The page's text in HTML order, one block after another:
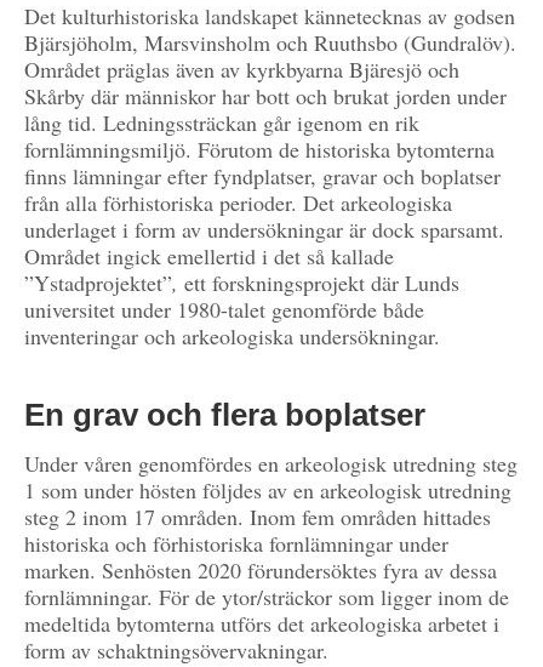
Det kulturhistoriska landskapet kännetecknas av godsen
Bjärsjöholm, Marsvinsholm och Ruuthsbo (Gundralöv).
Området präglas även av kyrkbyarna Bjäresjö och
Skårby där människor har bott och brukat jorden under
lång tid. Ledningssträckan går igenom en rik
fornlämningsmiljö. Förutom de historiska bytomterna
finns lämningar efter fyndplatser, gravar och boplatser
från alla förhistoriska perioder. Det arkeologiska
underlaget i form av undersökningar är dock sparsamt.
Området ingick emellertid i det så kallade
”Ystadprojektet”, ett forskningsprojekt där Lunds
universitet under 1980-talet genomförde både
inventeringar och arkeologiska undersökningar.
En grav och flera boplatser
Under våren genomfördes en arkeologisk utredning steg
1 som under hösten följdes av en arkeologisk utredning
steg 2 inom 17 områden. Inom fem områden hittades
historiska och förhistoriska fornlämningar under
marken. Senhösten 2020 förundersöktes fyra av dessa
fornlämningar. För de ytor/sträckor som ligger inom de
medeltida bytomterna utförs det arkeologiska arbetet i
form av schaktningsövervakningar.